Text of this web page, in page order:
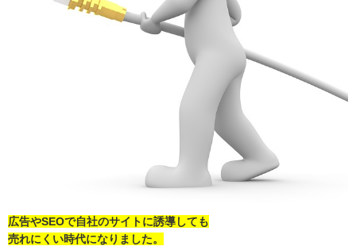
広告やSEOで自社のサイトに誘導しても
売れにくい時代になりました。